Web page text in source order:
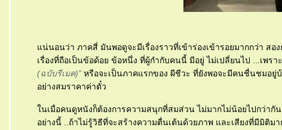
น่นอนว่า ภาคสี่ มันพอดูจะมีเรื่องราวที่เข้าร่องเข้ารอยมากกว่า สอ
เรื่องที่ถือเป็นข้อด้อย ข้อหนึ่ง ที่ผู้กำกับคนนี้ มีอยู่ ไม่เปลี่ยนไป ...เพ
(ฉบับรีเมค)” หรือจะเป็นภาคแรกของ ผีชีวะ ที่ยังพอจะมีคนชื่นชมอยู่
อย่างสมราคาค่าตั๋ว
นเมื่อคนดูหนังก็ต้องการความสนุกที่สมส่วน ไม่มากไม่น้อยไปกว่ากั
อย่างนี้ ..ถ้าไม่รู้วิธีที่จะสร้างความตื่นเต้นด้วยภาพ และเสียงที่มีมิติม